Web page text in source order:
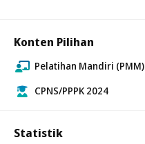
Konten Pilihan
Pelatihan Mandiri (PMM)
CPNS/PPPK 2024
Statistik